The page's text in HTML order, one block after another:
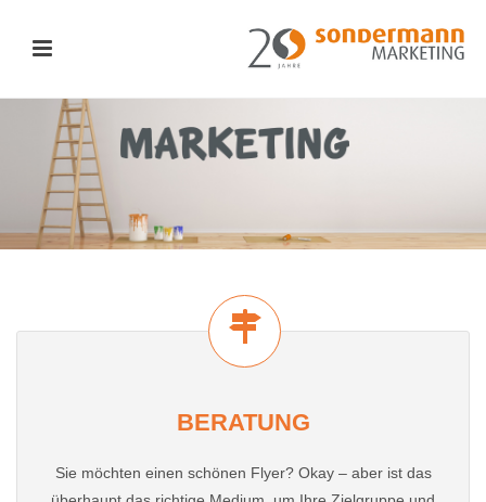
BERATUNG
Sie möchten einen schönen Flyer? Okay – aber ist das